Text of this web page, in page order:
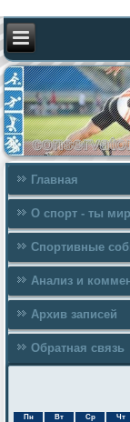
Главная
О спорт - ты
Спортивные
Анализ и
Архив записей
Обратная связь
Пн Вт Ср Чт